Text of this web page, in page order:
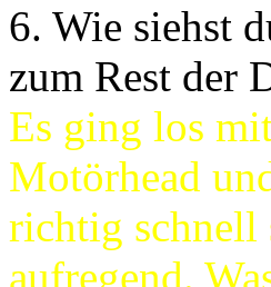
6. Wie siehst
zum Rest der
Es ging los
Motörhead
richtig schnell
aufregend.